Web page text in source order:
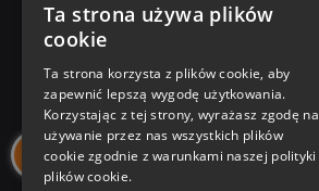
Zakupy u nas
Nasza oferta
Nasi autorzy
Ta strona używa plików
cookie
Ta strona korzysta z plików cookie, aby
zapewnić lepszą wygodę użytkowania.
Korzystając z tej strony, wyrażasz zgodę na
używanie przez nas wszystkich plików
cookie zgodnie z warunkami naszej polityki
plików cookie.